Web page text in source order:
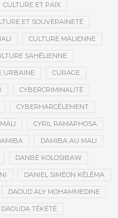
CULTURE ET PAIX
ET SOUVERAINETÉ
CULTURE MALIENNE
SAHÉLIENNE
URBAINE CURAGE
CYBERCRIMINALITÉ
CYBERHARCÈLEMENT
CYRIL RAMAPHOSA
DAMIBA AU MALI
DANBÉ KOLOSIBAW
DANIEL SIMÉON KÉLÉMA
DAOUD ALY MOHAMMEDINE
DAOUDA TÉKÉTÉ